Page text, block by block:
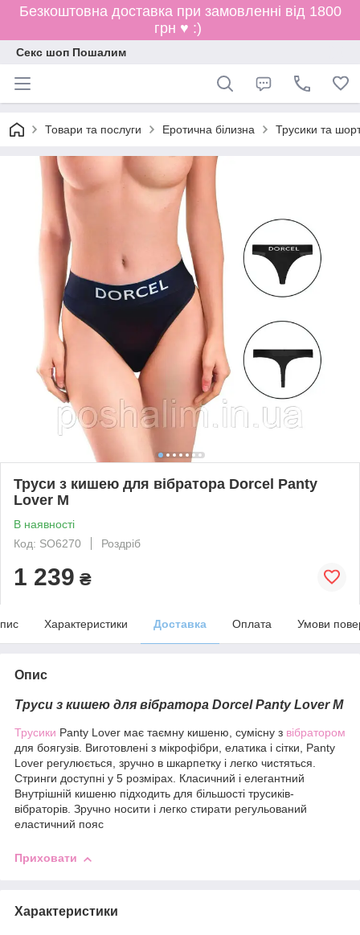
Безкоштовна доставка при замовленні від 1800
грн ♥ :)
Секс шоп Пошалим
Товари та послуги Еротична білизна Трусики та
Труси з кишею для вібратора Dorcel Panty
Lover M
В наявності
Код: SO6270
Роздріб
1 239 ₴
Характеристики Доставка Оплата Умови
Опис
Труси з кишею для вібратора Dorcel Panty Lover M
Трусики Panty Lover має таємну кишеню, сумісну з вібратором
для боягузів. Виготовлені з мікрофібри, елатика і сітки, Panty
Lover регулюється, зручно в шкарпетку і легко чистяться.
Стринги доступні у 5 розмірах. Класичний і елегантний
Внутрішній кишеню підходить для більшості трусиків-
вібраторів. Зручно носити і легко стирати регульований
еластичний пояс
Приховати
Характеристики